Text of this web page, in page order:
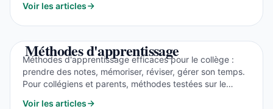
Voir les articles
Méthodes d'apprentissage
Méthodes d'apprentissage efficaces pour le collège :
prendre des notes, mémoriser, réviser, gérer son temps.
Pour collégiens et parents, méthodes testées sur le
Voir les articles